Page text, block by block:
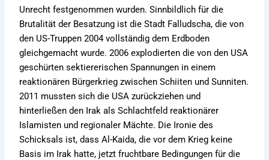
Unrecht festgenommen wurden. Sinnbildlich für die
Brutalität der Besatzung ist die Stadt Falludscha, die von
den US-Truppen 2004 vollständig dem Erdboden
gleichgemacht wurde. 2006 explodierten die von den USA
geschürten sektiererischen Spannungen in einem
reaktionären Bürgerkrieg zwischen Schiiten und Sunniten.
2011 mussten sich die USA zurückziehen und
hinterließen den Irak als Schlachtfeld reaktionärer
Islamisten und regionaler Mächte. Die Ironie des
Schicksals ist, dass Al-Kaida, die vor dem Krieg keine
Basis im Irak hatte, jetzt fruchtbare Bedingungen für die